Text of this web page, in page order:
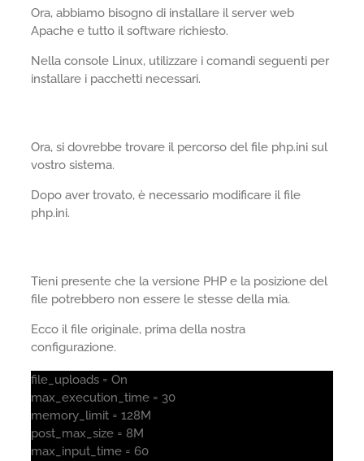
Ora, abbiamo bisogno di installare il server web
Apache e tutto il software richiesto.
Nella console Linux, utilizzare i comandi seguenti per
installare i pacchetti necessari.
Ora, si dovrebbe trovare il percorso del file php.ini sul
vostro sistema.
Dopo aver trovato, è necessario modificare il file
php.ini.
Tieni presente che la versione PHP e la posizione del
file potrebbero non essere le stesse della mia.
Ecco il file originale, prima della nostra
configurazione.
file_uploads = On
max_execution_time = 30
memory_limit = 128M
post_max_size = 8M
max_input_time = 60